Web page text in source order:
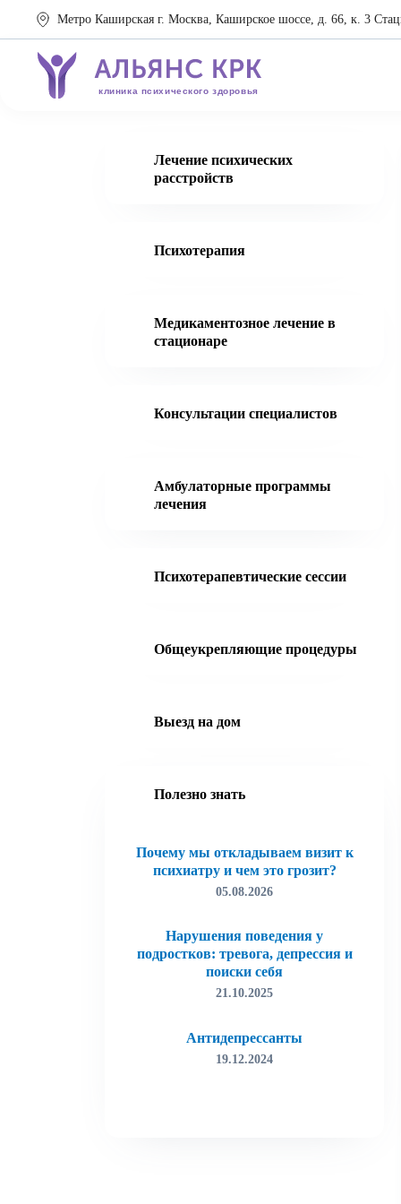
Метро Каширская г. Москва, Каширское шоссе, д. 66, к. 3
клиника психического здоровья
Лечение психических
расстройств
Психотерапия
Медикаментозное лечение в
стационаре
Консультации специалистов
Амбулаторные программы
лечения
Психотерапевтические сессии
Общеукрепляющие процедуры
Выезд на дом
Полезно знать
Почему мы откладываем визит к
психиатру и чем это грозит?
05.08.2026
Нарушения поведения у
подростков: тревога, депрессия и
поиски себя
21.10.2025
Антидепрессанты
19.12.2024